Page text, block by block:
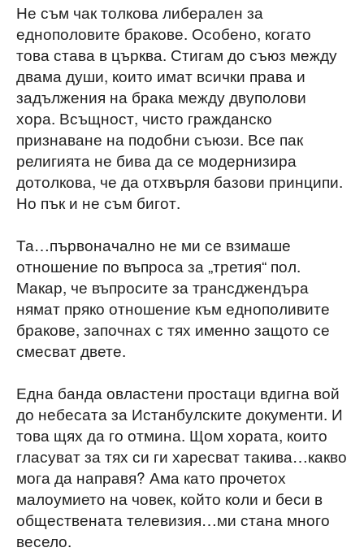
Не съм чак толкова либерален за
еднополовите бракове. Особено, когато
това става в църква. Стигам до съюз между
двама души, които имат всички права и
задължения на брака между двуполови
хора. Всъщност, чисто гражданско
признаване на подобни съюзи. Все пак
религията не бива да се модернизира
дотолкова, че да отхвърля базови принципи.
Но пък и не съм бигот.
Та…първоначално не ми се взимаше
отношение по въпроса за „третия“ пол.
Макар, че въпросите за трансджендъра
нямат пряко отношение към еднополивите
бракове, започнах с тях именно защото се
смесват двете.
Една банда овластени простаци вдигна вой
до небесата за Истанбулските документи. И
това щях да го отмина. Щом хората, които
гласуват за тях си ги харесват такива…какво
мога да направя? Ама като прочетох
малоумието на човек, който коли и беси в
обществената телевизия…ми стана много
весело.